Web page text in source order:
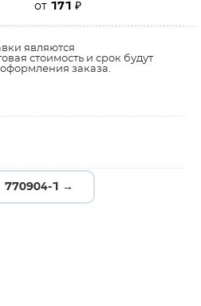
от 171 ₽
являются
стоимость и срок будут
заказа.
770904-1 →